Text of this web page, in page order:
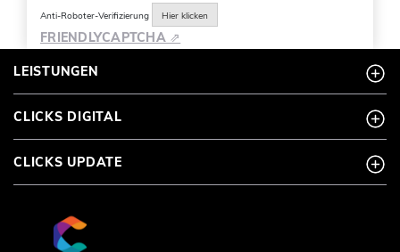
Anti-Roboter-Verifizierung Hier klicken
FRIENDLYCAPTCHA ⇗
LEISTUNGEN
CLICKS DIGITAL
CLICKS UPDATE